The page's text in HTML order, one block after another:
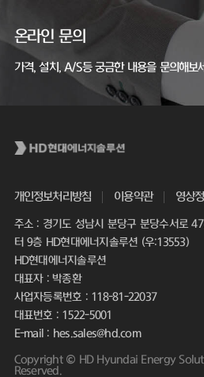
온라인 문의
가격, 설치, A/S등 궁금한 내용을 문의해보
개인정보처리방침 이용약관 영상
주소 : 경기도 성남시 분당구 분당수서로
터 9층 HD현대에너지솔루션 (우:13553)
HD현대에너지솔루션
대표자 : 박종환
사업자등록번호 : 118-81-22037
대표번호 : 1522-5001
E-mail : hes.sales@hd.com
Copyright © HD Hyundai Energy
Reserved.